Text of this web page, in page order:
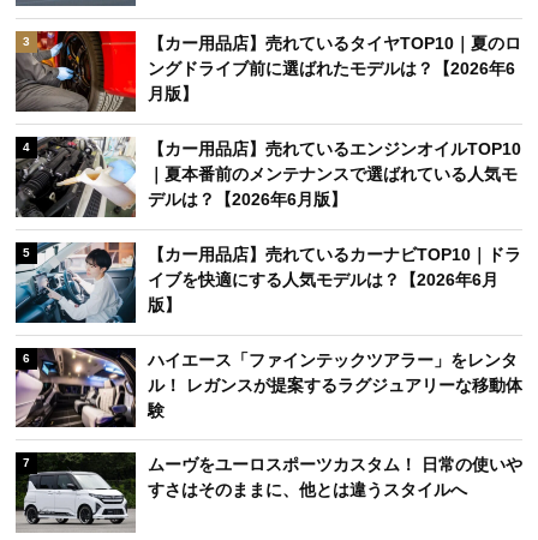
3
【カー用品店】売れているタイヤTOP10｜夏のロ
ングドライブ前に選ばれたモデルは？【2026年6
月版】
4
【カー用品店】売れているエンジンオイルTOP10
｜夏本番前のメンテナンスで選ばれている人気モ
デルは？【2026年6月版】
5
【カー用品店】売れているカーナビTOP10｜ドラ
イブを快適にする人気モデルは？【2026年6月
版】
6
ハイエース「ファインテックツアラー」をレンタ
ル！ レガンスが提案するラグジュアリーな移動体
験
7
ムーヴをユーロスポーツカスタム！ 日常の使いや
すさはそのままに、他とは違うスタイルへ